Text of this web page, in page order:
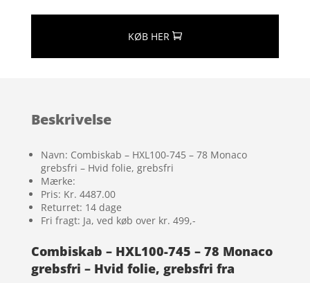
KØB HER
Beskrivelse
Navn: Combiskab – HXL100-745 – 78 Monaco
grebsfri – Hvid folie, grebsfri
Mærke:
Pris: Kr. 4487.00
Returret: 14 dage
Fri fragt: Ja, ved køb over kr. 499,-
Combiskab – HXL100-745 – 78 Monaco
grebsfri – Hvid folie, grebsfri fra